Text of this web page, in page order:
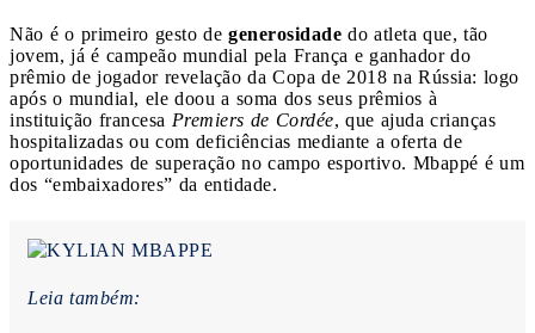
Não é o primeiro gesto de generosidade do atleta que, tão
jovem, já é campeão mundial pela França e ganhador do
prêmio de jogador revelação da Copa de 2018 na Rússia: logo
após o mundial, ele doou a soma dos seus prêmios à
instituição francesa Premiers de Cordée, que ajuda crianças
hospitalizadas ou com deficiências mediante a oferta de
oportunidades de superação no campo esportivo. Mbappé é um
dos “embaixadores” da entidade.
Leia também: